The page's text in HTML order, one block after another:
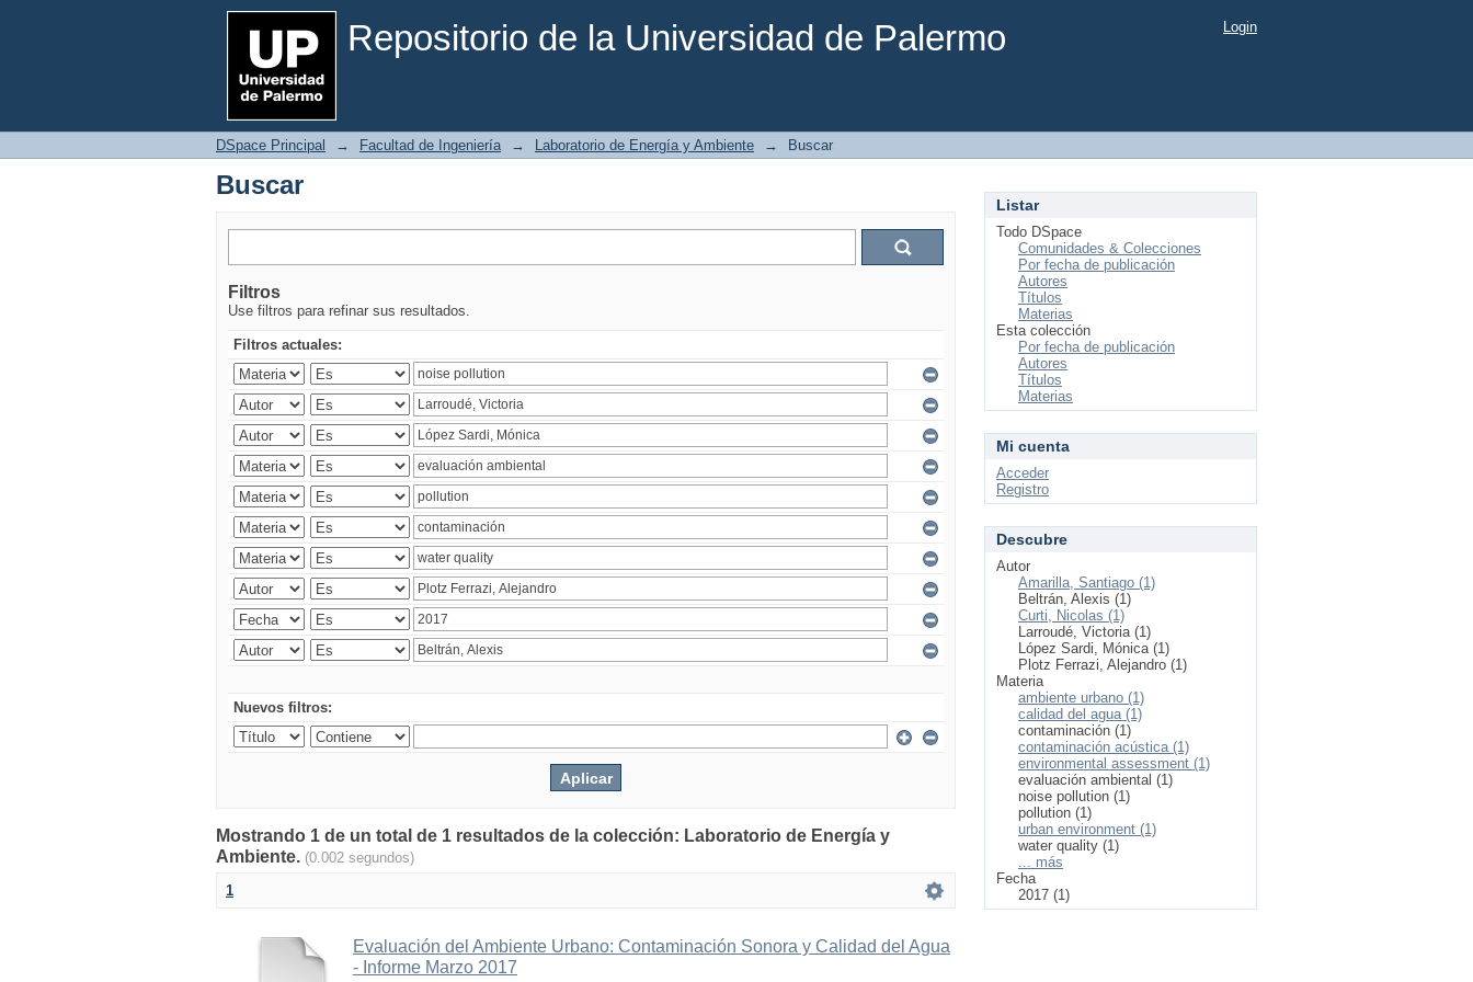
Repositorio de la Universidad de Palermo
Buscar Login
DSpace Principal → Facultad de Ingeniería → Laboratorio de Energía y Ambiente → Buscar
Buscar
Filtros
Use filtros para refinar sus resultados.
Filtros actuales:
Nuevos filtros:
Mostrando 1 de un total de 1 resultados de la colección: Laboratorio de Energía y
Ambiente. (0.002 segundos)
1
Evaluación del Ambiente Urbano: Contaminación Sonora y Calidad del Agua
- Informe Marzo 2017
Listar
Todo DSpace
Comunidades & Colecciones
Por fecha de publicación
Autores
Títulos
Materias
Esta colección
Por fecha de publicación
Autores
Títulos
Materias
Mi cuenta
Acceder
Registro
Descubre
Autor
Amarilla, Santiago (1)
Beltrán, Alexis (1)
Curti, Nicolas (1)
Larroudé, Victoria (1)
López Sardi, Mónica (1)
Plotz Ferrazi, Alejandro (1)
Materia
ambiente urbano (1)
calidad del agua (1)
contaminación (1)
contaminación acústica (1)
environmental assessment (1)
evaluación ambiental (1)
noise pollution (1)
pollution (1)
urban environment (1)
water quality (1)
... más
Fecha
2017 (1)